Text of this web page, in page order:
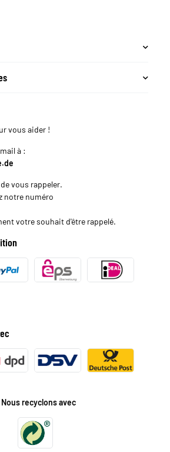
vous aider !
à :
vous rappeler.
notre numéro
votre souhait d'être rappelé.
Nous recyclons avec